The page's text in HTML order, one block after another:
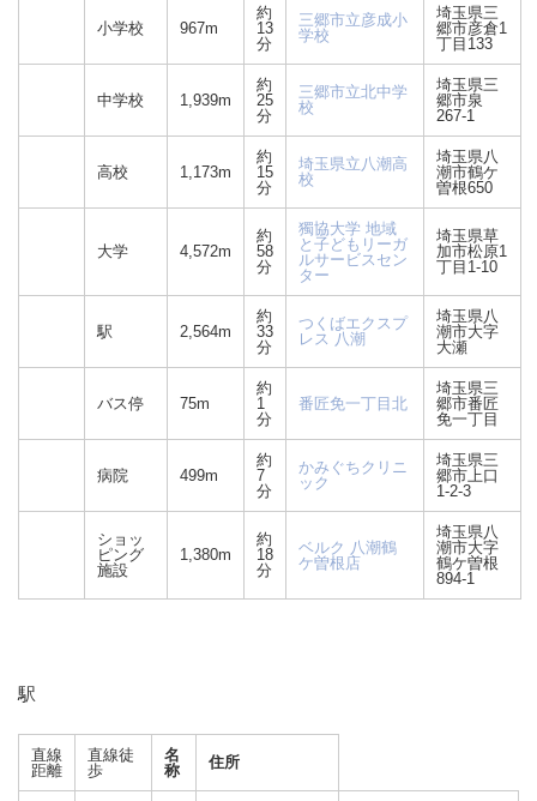
小学校 967m
約
13
分
三郷市立彦成小
学校
埼玉県三
郷市彦倉1
丁目133
中学校 1,939m
約
25
分
三郷市立北中学
校
埼玉県三
郷市泉
267-1
高校 1,173m
約
15
分
埼玉県立八潮高
校
埼玉県八
潮市鶴ケ
曽根650
大学 4,572m
約
58
分
獨協大学 地域
と子どもリーガ
ルサービスセン
ター
埼玉県草
加市松原1
丁目1-10
駅 2,564m
約
33
分
つくばエクスプ
レス 八潮
埼玉県八
潮市大字
大瀬
バス停 75m
約
1
分
番匠免一丁目北
埼玉県三
郷市番匠
免一丁目
病院 499m
約
7
分
かみぐちクリニ
ック
埼玉県三
郷市上口
1-2-3
ショッ
ピング
施設
1,380m
約
18
分
ベルク 八潮鶴
ケ曽根店
埼玉県八
潮市大字
鶴ケ曽根
894-1
駅
直線
距離
直線徒
歩
名
称
住所